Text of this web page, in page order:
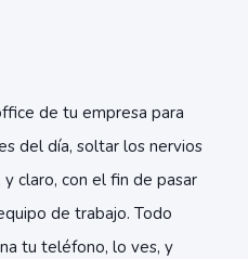
de tu empresa para
del día, soltar los nervios
claro, con el fin de pasar
de trabajo. Todo
tu teléfono, lo ves, y